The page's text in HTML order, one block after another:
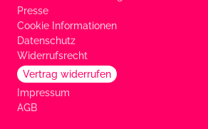
Presse
Cookie Informationen
Datenschutz
Widerrufsrecht
Vertrag widerrufen
Impressum
AGB